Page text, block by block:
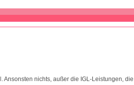
nichts, außer die IGL-Leistungen,